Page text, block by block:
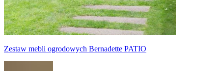
Zestaw mebli ogrodowych Bernadette PATIO